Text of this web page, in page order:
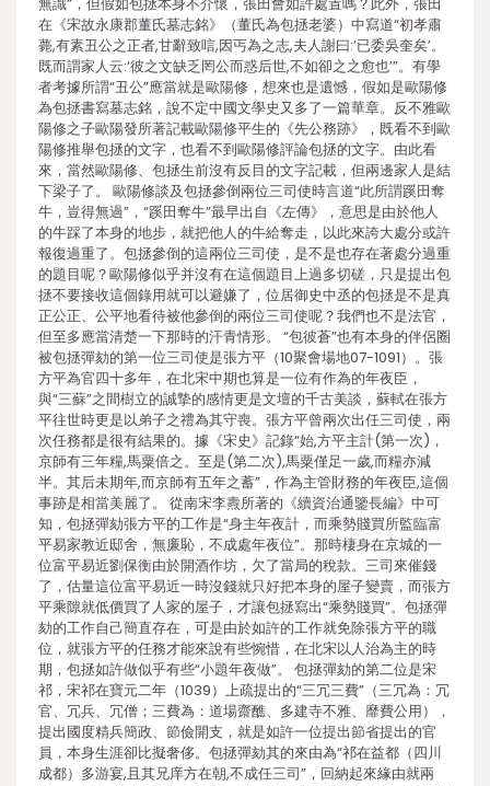
在《宋故永康郡董氏墓志銘》（董氏為包拯老婆）中寫道“初孝肅
薨,有素丑公之正者,甘辭致唁,因丐為之志,夫人謝曰:‘已委吳奎矣’。
既而謂家人云:‘彼之文缺乏罔公而惑后世,不如卻之之愈也’”。有學
者考據所謂“丑公”應當就是歐陽修，想來也是遺憾，假如是歐陽修
為包拯書寫墓志銘，說不定中國文學史又多了一篇華章。反不雅歐
陽修之子歐陽發所著記載歐陽修平生的《先公務跡》，既看不到歐
陽修推舉包拯的文字，也看不到歐陽修評論包拯的文字。由此看
來，當然歐陽修、包拯生前沒有反目的文字記載，但兩邊家人是結
下梁子了。 歐陽修談及包拯參倒兩位三司使時言道“此所謂蹊田奪
牛，豈得無過”，“蹊田奪牛”最早出自《左傳》，意思是由於他人
的牛踩了本身的地步，就把他人的牛給奪走，以此來誇大處分或許
報復過重了。包拯參倒的這兩位三司使，是不是也存在著處分過重
的題目呢？歐陽修似乎并沒有在這個題目上過多切磋，只是提出包
拯不要接收這個錄用就可以避嫌了，位居御史中丞的包拯是不是真
正公正、公平地看待被他參倒的兩位三司使呢？我們也不是法官，
但至多應當清楚一下那時的汗青情形。 “包彼蒼”也有本身的伴侶圈
被包拯彈劾的第一位三司使是張方平（10聚會場地07-1091）。張
方平為官四十多年，在北宋中期也算是一位有作為的年夜臣，
與“三蘇”之間樹立的誠摯的感情更是文壇的千古美談，蘇軾在張方
平往世時更是以弟子之禮為其守喪。張方平曾兩次出任三司使，兩
次任務都是很有結果的。據《宋史》記錄“始,方平主計(第一次)，
京師有三年糧,馬粟倍之。至是(第二次),馬粟僅足一歲,而糧亦減
半。其后未期年,而京師有五年之蓄”，作為主管財務的年夜臣,這個
事跡是相當美麗了。 從南宋李燾所著的《續資治通鑒長編》中可
知，包拯彈劾張方平的工作是“身主年夜計，而乘勢賤買所監臨富
平易家教近邸舍，無廉恥，不成處年夜位”。那時棲身在京城的一
位富平易近劉保衡由於開酒作坊，欠了當局的稅款。三司來催錢
了，估量這位富平易近一時沒錢就只好把本身的屋子變賣，而張方
平乘隙就低價買了人家的屋子，才讓包拯寫出“乘勢賤買”。包拯彈
劾的工作自己簡直存在，可是由於如許的工作就免除張方平的職
位，就張方平的任務才能來說有些惋惜，在北宋以人治為主的時
期，包拯如許做似乎有些“小題年夜做”。 包拯彈劾的第二位是宋
祁，宋祁在寶元二年（1039）上疏提出的“三冗三費”（三冗為：冗
官、冗兵、冗僧；三費為：道場齋醮、多建寺不雅、靡費公用），
提出國度精兵簡政、節儉開支，就是如許一位提出節省提出的官
員，本身生涯卻比擬奢侈。包拯彈劾其的來由為“祁在益都（四川
成都）多游宴,且其兄庠方在朝,不成任三司”，回納起來緣由就兩